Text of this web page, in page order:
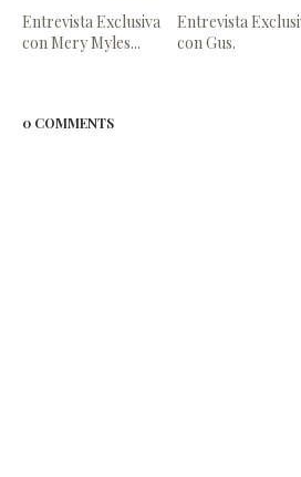
Entrevista Exclusiva
con Mery Myles...
Entrevista
con Gus.
0 COMMENTS